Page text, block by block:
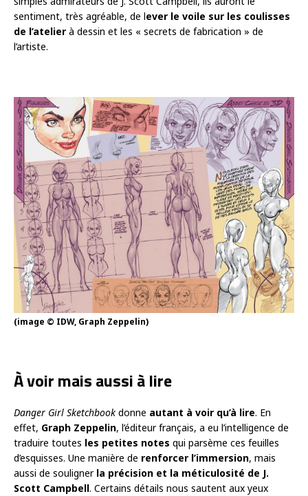
sentiment, très agréable, de lever le voile sur les coulisses
de l’atelier à dessin et les « secrets de fabrication » de
l’artiste.
(image © IDW, Graph Zeppelin)
À voir mais aussi à lire
Danger Girl Sketchbook donne autant à voir qu’à lire. En
effet, Graph Zeppelin, l’éditeur français, a eu l’intelligence de
traduire toutes les petites notes qui parsème ces feuilles
d’esquisses. Une manière de renforcer l’immersion, mais
aussi de souligner la précision et la méticulosité de J.
Scott Campbell. Certains détails nous sautent aux yeux